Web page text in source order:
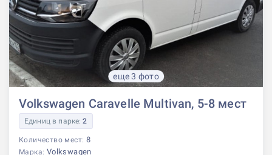
еще 3 фото
Volkswagen Caravelle Multivan, 5-8 мест
Единиц в парке:2
Количество мест: 8
Марка: Volkswagen